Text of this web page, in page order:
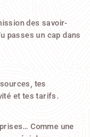
des savoir-
passes un cap dans
tes
et tes tarifs.
Comme une